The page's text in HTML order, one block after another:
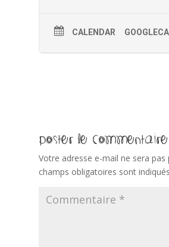
CALENDAR
Poster le commentaire
Votre adresse e-mail ne sera pas
champs obligatoires sont